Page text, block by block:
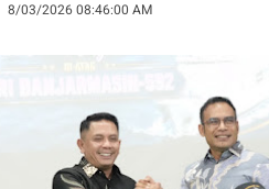
8/03/2026 08:46:00 AM